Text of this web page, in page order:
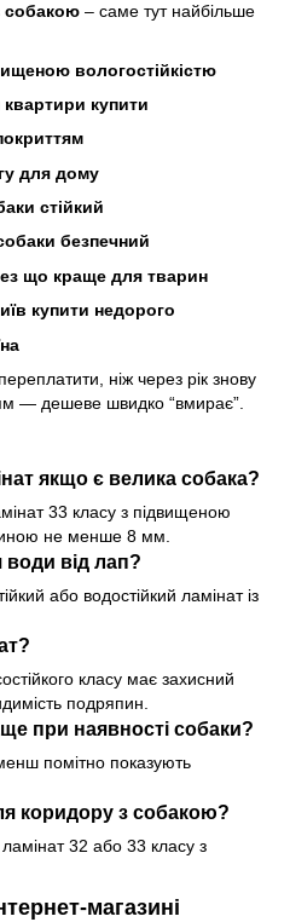
собакою – саме тут найбільше
вологостійкістю
купити
для дому
стійкий
безпечний
що краще для тварин
купити недорого
ніж через рік знову
— дешеве швидко “вмирає”.
якщо є велика собака?
33 класу з підвищеною
не менше 8 мм.
води від лап?
або водостійкий ламінат із
класу має захисний
подряпин.
при наявності собаки?
менш помітно показують
коридору з собакою?
ламінат 32 або 33 класу з
магазині